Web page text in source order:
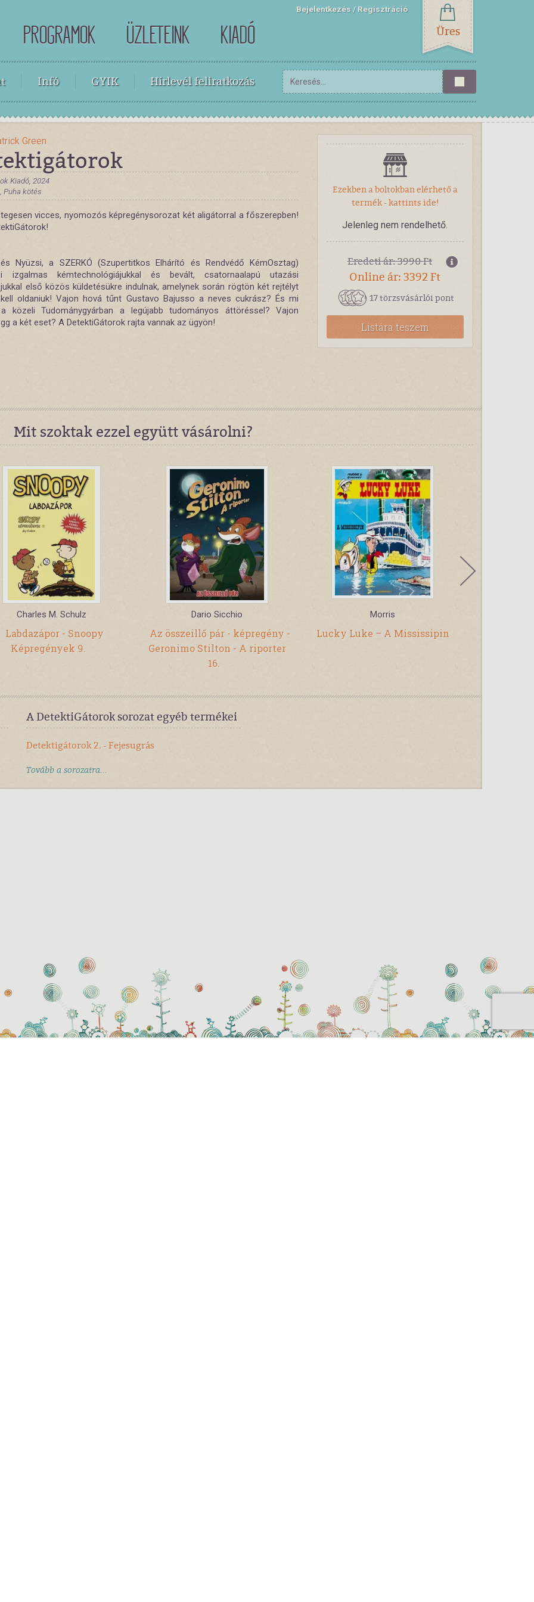
PROGRAMOK ÜZLETEINK KIADÓ
Bejelentkezés Regisztráció
Üres
Infó GYIK Hírlevél feliratkozás
Green
Kiadó, 2024
Puha kötés
vicces, nyomozós képregénysorozat két aligátorral a főszerepben!
Nyüzsi, a SZERKÓ (Szupertitkos Elhárító és Rendvédő KémOsztag)
izgalmas kémtechnológiájukkal és bevált, csatornaalapú utazási
első közös küldetésükre indulnak, amelynek során rögtön két rejtélyt
oldaniuk! Vajon hová tűnt Gustavo Bajusso a neves cukrász? És mi
közeli Tudománygyárban a legújabb tudományos áttöréssel? Vajon
a két eset? A DetektiGátorok rajta vannak az ügyön!
Ezekben a boltokban elérhető a
termék - kattints ide!
Jelenleg nem rendelhető.
Eredeti ár: 3990 Ft
Online ár: 3392 Ft
17 törzsvásárlói pont
Listára teszem
Mit szoktak ezzel együtt vásárolni?
Charles M. Schulz
Labdazápor - Snoopy
Képregények 9.
Dario Sicchio
Az összeillő pár - képregény -
Geronimo Stilton - A riporter
16.
Morris
Lucky Luke – A Mississipin
A DetektiGátorok sorozat egyéb termékei
Detektigátorok 2. - Fejesugrás
Tovább a sorozatra...